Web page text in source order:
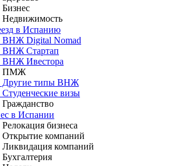
Бизнес
Недвижимость
в Испанию
ВНЖ Digital Nomad
ВНЖ Стартап
ВНЖ Ивестора
ПМЖ
Другие типы ВНЖ
Студенческие визы
Гражданство
в Испании
Релокация бизнеса
Открытие компаний
Ликвидация компаний
Бухгалтерия